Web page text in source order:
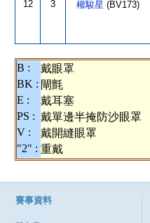
12 3 權駿星 (BV173)
B : 戴眼罩
BK : 閘氈
E :
戴耳塞
PS : 戴單邊半掩防沙眼罩
V :
戴開縫眼罩
"2" : 重戴
賽事資料